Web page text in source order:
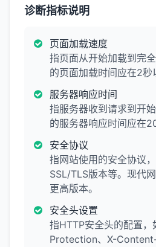
诊断指标说明
页面加载速度
指页面从开始加载到完
的页面加载时间应在2秒
服务器响应时间
指服务器收到请求到开
的服务器响应时间应在
安全协议
指网站使用的安全协议，
SSL/TLS版本等。现代
更高版本。
安全头设置
指HTTP安全头的配置，
Protection、X-